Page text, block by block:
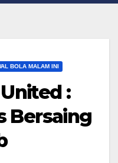
BOLA MALAM INI
:
Bersaing